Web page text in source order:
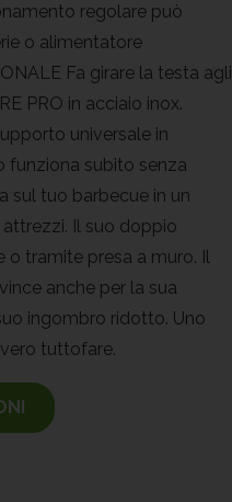
regolare può
o alimentatore
Fa girare la testa agli
PRO in acciaio inox.
universale in
funziona subito senza
sul tuo barbecue in un
Il suo doppio
tramite presa a muro. Il
anche per la sua
ingombro ridotto. Uno
tuttofare.